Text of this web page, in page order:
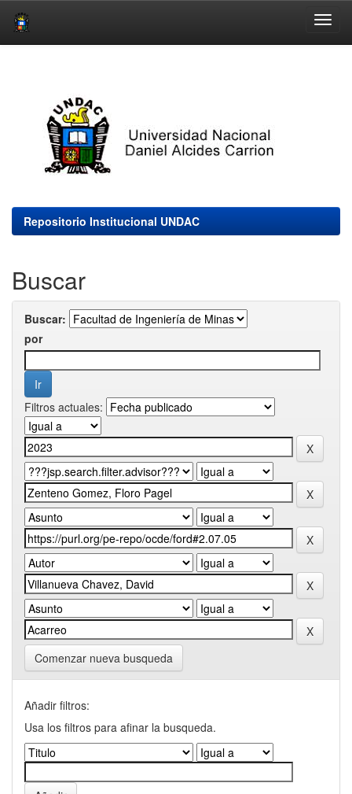
Repositorio Institucional UNDAC
Buscar
Buscar:
por
Filtros actuales:
Comenzar nueva busqueda
Añadir filtros:
Usa los filtros para afinar la busqueda.